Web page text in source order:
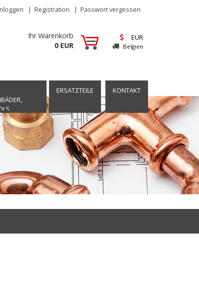
| Registration | Passwort vergessen
Ihr Warenkorb
0 EUR
EUR
Belgien
ERSATZTEILE KONTAKT